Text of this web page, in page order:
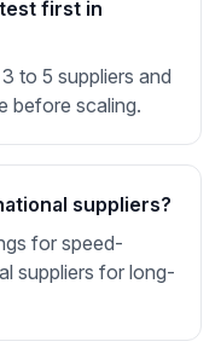
first in
to 5 suppliers and
before scaling.
suppliers?
for speed-
suppliers for long-